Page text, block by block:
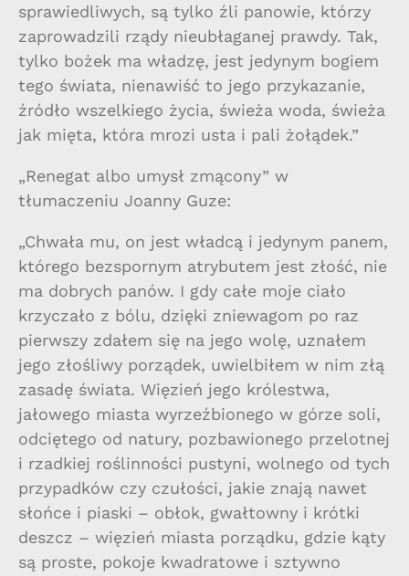
sprawiedliwych, są tylko źli panowie, którzy
zaprowadzili rządy nieubłaganej prawdy. Tak,
tylko bożek ma władzę, jest jedynym bogiem
tego świata, nienawiść to jego przykazanie,
źródło wszelkiego życia, świeża woda, świeża
jak mięta, która mrozi usta i pali żołądek.”
„Renegat albo umysł zmącony” w
tłumaczeniu Joanny Guze:
„Chwała mu, on jest władcą i jedynym panem,
którego bezspornym atrybutem jest złość, nie
ma dobrych panów. I gdy całe moje ciało
krzyczało z bólu, dzięki zniewagom po raz
pierwszy zdałem się na jego wolę, uznałem
jego złośliwy porządek, uwielbiłem w nim złą
zasadę świata. Więzień jego królestwa,
jałowego miasta wyrzeźbionego w górze soli,
odciętego od natury, pozbawionego przelotnej
i rzadkiej roślinności pustyni, wolnego od tych
przypadków czy czułości, jakie znają nawet
słońce i piaski – obłok, gwałtowny i krótki
deszcz – więzień miasta porządku, gdzie kąty
są proste, pokoje kwadratowe i sztywno